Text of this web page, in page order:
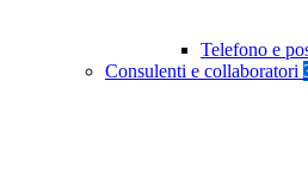
Telefono e
Consulenti e collaboratori